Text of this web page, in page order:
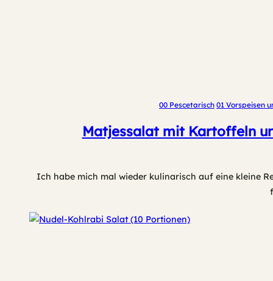
00 Pescetarisch 01 Vorspeisen
Matjessalat mit Kartoffeln
Ich habe mich mal wieder kulinarisch auf eine kleine